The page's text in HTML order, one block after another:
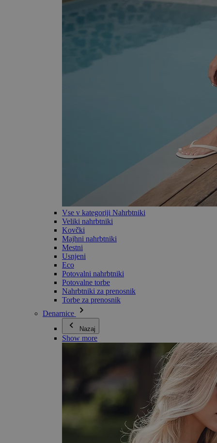
Vse v kategoriji Nahrbtniki
Veliki nahrbtniki
Kovčki
Majhni nahrbtniki
Mestni
Usnjeni
Eco
Potovalni nahrbtniki
Potovalne torbe
Nahrbtniki za prenosnik
Torbe za prenosnik
Denarnice
Nazaj
Show more